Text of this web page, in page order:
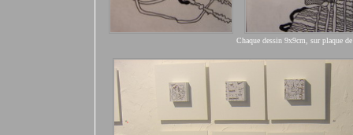
Chaque dessin 9x9cm, sur plaque